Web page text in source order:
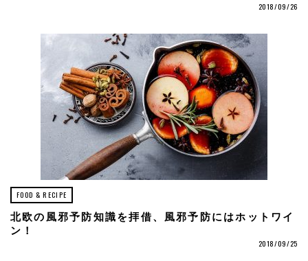
2018/09/26
FOOD & RECIPE
北欧の風邪予防知識を拝借、風邪予防にはホットワイ
ン！
2018/09/25